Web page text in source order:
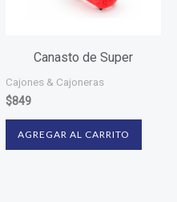
Canasto de Super
Cajones & Cajoneras
$849
AGREGAR AL CARRITO